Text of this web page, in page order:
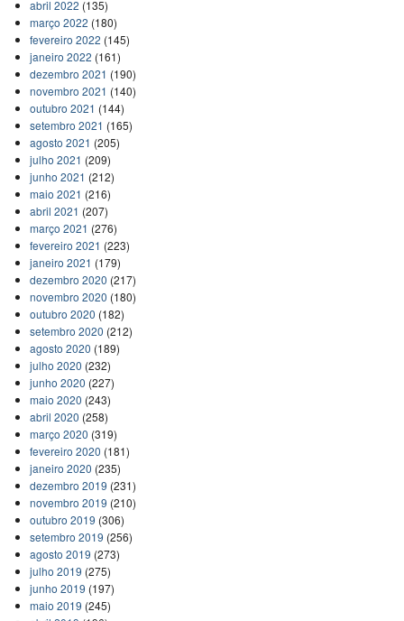
abril 2022 (135)
março 2022 (180)
fevereiro 2022 (145)
janeiro 2022 (161)
dezembro 2021 (190)
novembro 2021 (140)
outubro 2021 (144)
setembro 2021 (165)
agosto 2021 (205)
julho 2021 (209)
junho 2021 (212)
maio 2021 (216)
abril 2021 (207)
março 2021 (276)
fevereiro 2021 (223)
janeiro 2021 (179)
dezembro 2020 (217)
novembro 2020 (180)
outubro 2020 (182)
setembro 2020 (212)
agosto 2020 (189)
julho 2020 (232)
junho 2020 (227)
maio 2020 (243)
abril 2020 (258)
março 2020 (319)
fevereiro 2020 (181)
janeiro 2020 (235)
dezembro 2019 (231)
novembro 2019 (210)
outubro 2019 (306)
setembro 2019 (256)
agosto 2019 (273)
julho 2019 (275)
junho 2019 (197)
maio 2019 (245)